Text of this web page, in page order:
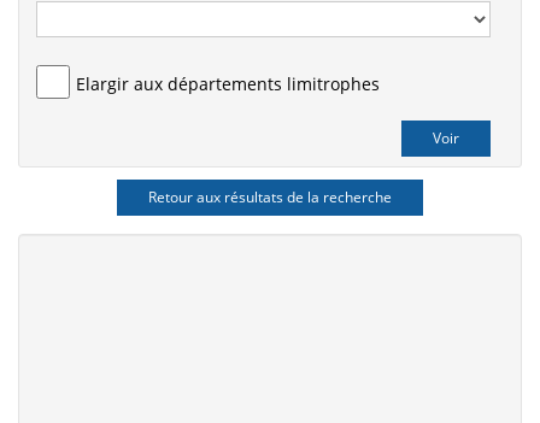
Elargir aux départements limitrophes
Retour aux résultats de la recherche